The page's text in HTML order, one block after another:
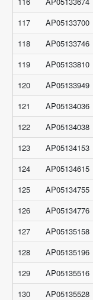
117
AP05133700
118
AP05133746
119
AP05133810
120
AP05133949
121
AP05134036
122
AP05134038
123
AP05134153
124
AP05134615
125
AP05134755
126
AP05134776
127
AP05135158
128
AP05135196
129
AP05135516
130
AP05135528